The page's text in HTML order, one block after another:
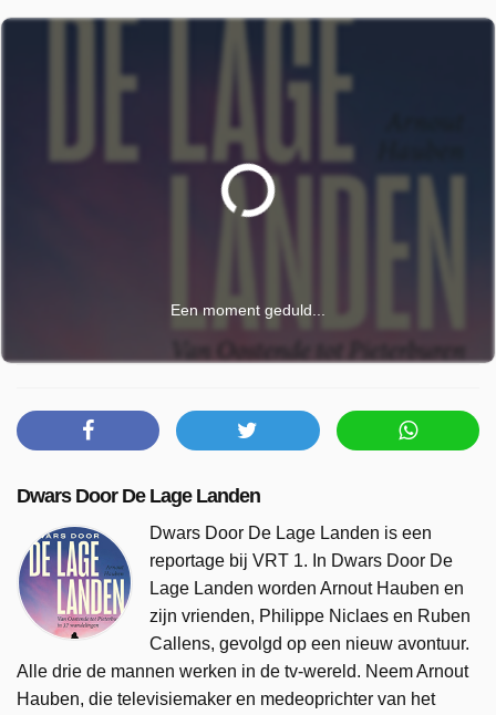
Een moment geduld...
Dwars Door De Lage Landen
Dwars Door De Lage Landen is een
reportage bij VRT 1. In Dwars Door De
Lage Landen worden Arnout Hauben en
zijn vrienden, Philippe Niclaes en Ruben
Callens, gevolgd op een nieuw avontuur.
Alle drie de mannen werken in de tv-wereld. Neem Arnout
Hauben, die televisiemaker en medeoprichter van het